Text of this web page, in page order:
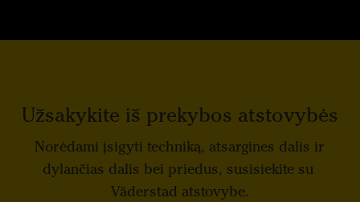
Užsakykite iš prekybos atstovybės
Norėdami įsigyti techniką, atsargines dalis ir
dylančias dalis bei priedus, susisiekite su
Väderstad atstovybe.